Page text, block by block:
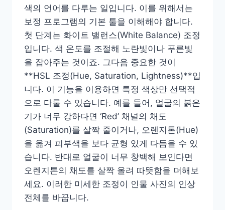
색의 언어를 다루는 일입니다. 이를 위해서는
보정 프로그램의 기본 툴을 이해해야 합니다.
첫 단계는 화이트 밸런스(White Balance) 조정
입니다. 색 온도를 조절해 노란빛이나 푸른빛
을 잡아주는 것이죠. 그다음 중요한 것이
**HSL 조정(Hue, Saturation, Lightness)**입
니다. 이 기능을 이용하면 특정 색상만 선택적
으로 다룰 수 있습니다. 예를 들어, 얼굴의 붉은
기가 너무 강하다면 ‘Red’ 채널의 채도
(Saturation)를 살짝 줄이거나, 오렌지톤(Hue)
을 옮겨 피부색을 보다 균형 있게 다듬을 수 있
습니다. 반대로 얼굴이 너무 창백해 보인다면
오렌지톤의 채도를 살짝 올려 따뜻함을 더해보
세요. 이러한 미세한 조정이 인물 사진의 인상
전체를 바꿉니다.